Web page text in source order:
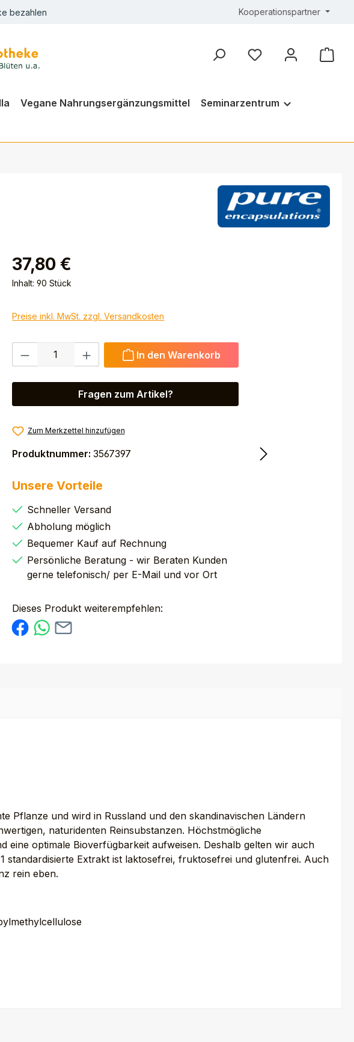
bezahlen Kooperationspartner
Vegane Nahrungsergänzungsmittel
Seminarzentrum
37,80 €
Inhalt:90 Stück
Preise inkl. MwSt. zzgl. Versandkosten
Produkt Anzahl: Gib den gewünschten Wert ein oder benutze die
In den Warenkorb
Fragen zum Artikel?
Zum Merkzettel hinzufügen
Produktnummer:3567397
Unsere Vorteile
Schneller Versand
Abholung möglich
Bequemer Kauf auf Rechnung
Persönliche Beratung - wir Beraten Kunden
gerne telefonisch/ per E-Mail und vor Ort
Dieses Produkt weiterempfehlen:
Pflanze und wird in Russland und den skandinavischen Ländern
naturidenten Reinsubstanzen. Höchstmögliche
eine optimale Bioverfügbarkeit aufweisen. Deshalb gelten wir auch
standardisierte Extrakt ist laktosefrei, fruktosefrei und glutenfrei. Auch
rein eben.